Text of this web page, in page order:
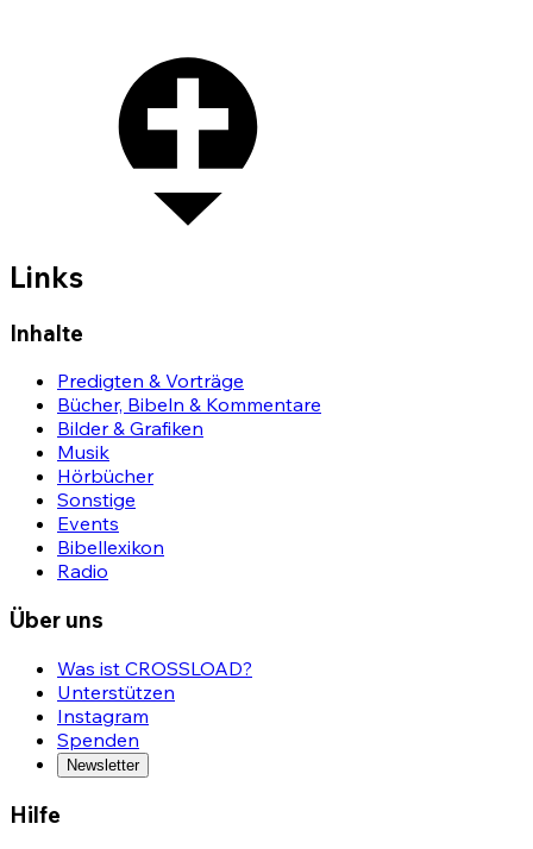
Links
Inhalte
Predigten & Vorträge
Bücher, Bibeln & Kommentare
Bilder & Grafiken
Musik
Hörbücher
Sonstige
Events
Bibellexikon
Radio
Über uns
Was ist CROSSLOAD?
Unterstützen
Instagram
Spenden
Newsletter
Hilfe